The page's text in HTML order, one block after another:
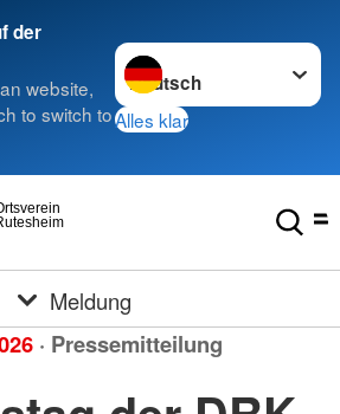
der
website,
to switch to
Sprache wechseln zu
Alles klar
Meldung
· Pressemitteilung